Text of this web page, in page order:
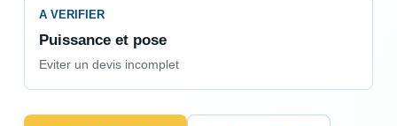
A VERIFIER
Puissance et pose
Eviter un devis incomplet